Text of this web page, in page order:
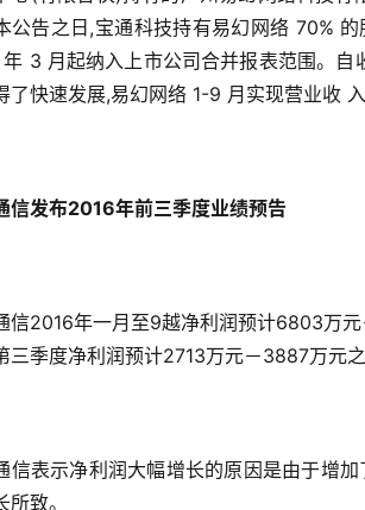
公告之日,宝通科技持有易幻网络 70%
3 月起纳入上市公司合并报表范围。
了快速发展,易幻网络 1-9 月实现营业收
信发布2016年前三季度业绩预告
信2016年一月至9越净利润预计6803万
三季度净利润预计2713万元－3887万元
信表示净利润大幅增长的原因是由于增
致。